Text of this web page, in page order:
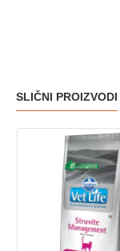
SLIČNI PROIZVODI